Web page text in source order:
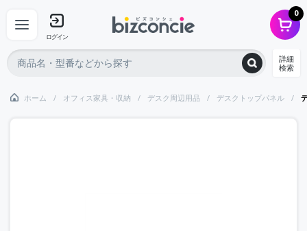
ログイン
0
詳細
検索
ホーム オフィス家具・収納 デスク周辺用品 デスクトップパネル